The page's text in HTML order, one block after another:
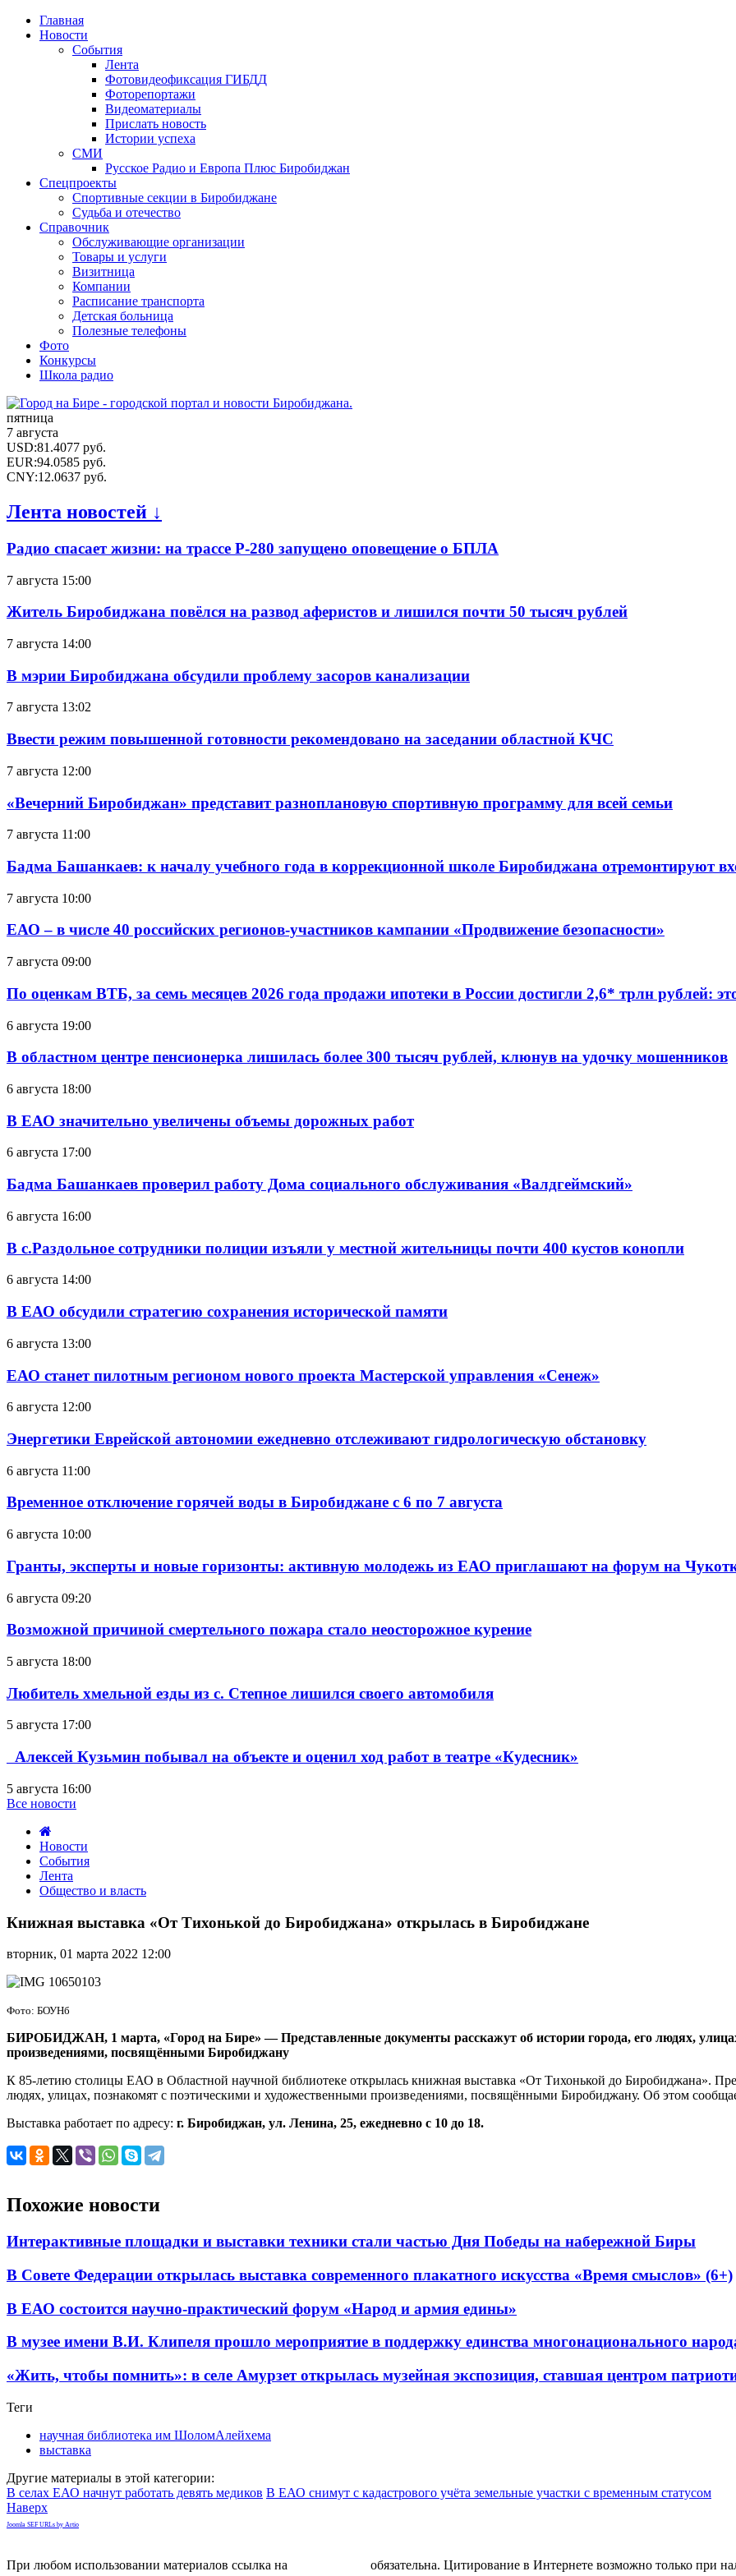
Главная
Новости
События
Лента
Фотовидеофиксация ГИБДД
Фоторепортажи
Видеоматериалы
Прислать новость
Истории успеха
СМИ
Русское Радио и Европа Плюс Биробиджан
Спецпроекты
Спортивные секции в Биробиджане
Судьба и отечество
Справочник
Обслуживающие организации
Товары и услуги
Визитница
Компании
Расписание транспорта
Детская больница
Полезные телефоны
Фото
Конкурсы
Школа радио
пятница
7 августа
USD:81.4077 руб.
EUR:94.0585 руб.
CNY:12.0637 руб.
Лента новостей ↓
Радио спасает жизни: на трассе Р-280 запущено оповещение о БПЛА
7 августа 15:00
Житель Биробиджана повёлся на развод аферистов и лишился почти 50 тысяч рублей
7 августа 14:00
В мэрии Биробиджана обсудили проблему засоров канализации
7 августа 13:02
Ввести режим повышенной готовности рекомендовано на заседании областной КЧС
7 августа 12:00
«Вечерний Биробиджан» представит разноплановую спортивную программу для всей семьи
7 августа 11:00
Бадма Башанкаев: к началу учебного года в коррекционной школе Биробиджана отремонтируют
7 августа 10:00
ЕАО – в числе 40 российских регионов-участников кампании «Продвижение безопасности»
7 августа 09:00
По оценкам ВТБ, за семь месяцев 2026 года продажи ипотеки в России достигли 2,6* трлн рублей:
6 августа 19:00
В областном центре пенсионерка лишилась более 300 тысяч рублей, клюнув на удочку мошенников
6 августа 18:00
В ЕАО значительно увеличены объемы дорожных работ
6 августа 17:00
Бадма Башанкаев проверил работу Дома социального обслуживания «Валдгеймский»
6 августа 16:00
В с.Раздольное сотрудники полиции изъяли у местной жительницы почти 400 кустов конопли
6 августа 14:00
В ЕАО обсудили стратегию сохранения исторической памяти
6 августа 13:00
ЕАО станет пилотным регионом нового проекта Мастерской управления «Сенеж»
6 августа 12:00
Энергетики Еврейской автономии ежедневно отслеживают гидрологическую обстановку
6 августа 11:00
Временное отключение горячей воды в Биробиджане с 6 по 7 августа
6 августа 10:00
Гранты, эксперты и новые горизонты: активную молодежь из ЕАО приглашают на форум на
6 августа 09:20
Возможной причиной смертельного пожара стало неосторожное курение
5 августа 18:00
Любитель хмельной езды из с. Степное лишился своего автомобиля
5 августа 17:00
Алексей Кузьмин побывал на объекте и оценил ход работ в театре «Кудесник»
5 августа 16:00
Все новости
Новости
События
Лента
Общество и власть
выставка
Тихонькой
Биробиджана»
в
Книжная выставка «От Тихонькой до Биробиджана» открылась в Биробиджане
вторник, 01 марта 2022 12:00
Фото: БОУНб
БИРОБИДЖАН, 1 марта, «Город на Бире» —Представленные документы расскажут об истории города, его людях,
произведениями, посвящёнными Биробиджану
К 85-летию столицы ЕАО в Областной научной библиотеке открылась книжная выставка «От Тихонькой до Биробиджана».
людях, улицах, познакомят с поэтическими и художественными произведениями, посвящёнными Биробиджану. Об этом
Выставка работает по адресу: г. Биробиджан, ул. Ленина, 25, ежедневно с 10 до 18.
Похожие новости
Интерактивные площадки и выставки техники стали частью Дня Победы на набережной Биры
В Совете Федерации открылась выставка современного плакатного искусства «Время смыслов» (6+)
В ЕАО состоится научно-практический форум «Народ и армия едины»
В музее имени В.И. Клипеля прошло мероприятие в поддержку единства многонационального
«Жить, чтобы помнить»: в селе Амурзет открылась музейная экспозиция, ставшая центром
Теги
научная библиотека им ШоломАлейхема
выставка
Другие материалы в этой категории:
В селах ЕАО начнут работать девять медиков В ЕАО снимут с кадастрового учёта земельные участки с временным статусом
Наверх
Joomla SEF URLs by Artio
При любом использовании материалов ссылка на обязательна. Цитирование в Интернете возможно только при